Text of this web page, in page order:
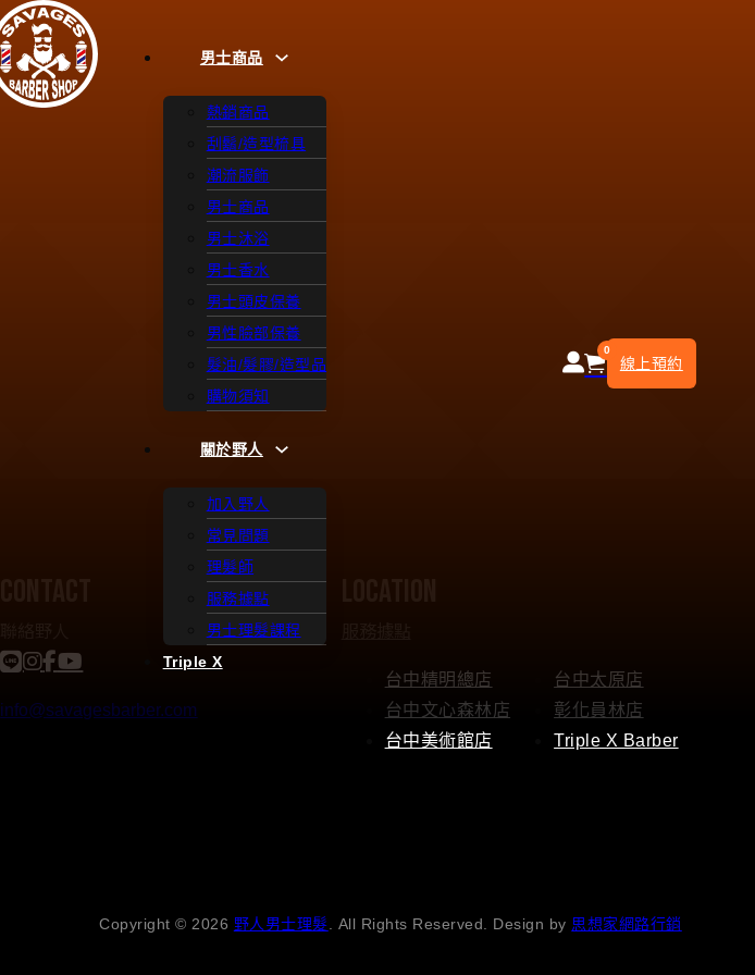
男士商品
熱銷商品
刮鬍/造型梳具
潮流服飾
男士商品
男士沐浴
男士香水
男士頭皮保養
男性臉部保養
髮油/髮膠/造型品
購物須知
關於野人
加入野人
常見問題
理髮師
服務據點
男士理髮課程
Triple X
0
線上預約
info@savagesbarber.com
台中精明總店
台中文心森林店
台中美術館店
台中太原店
彰化員林店
Triple X Barber
Copyright © 2026 野人男士理髮 . All Rights Reserved. Design by 思想家網路行銷